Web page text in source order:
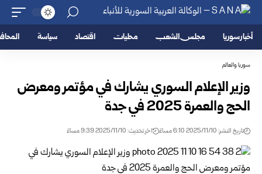
أخبار سوريا مجلس الشعب محليات اقتصاد سياسة
سوريا والعالم
وزير الإعلام السوري يشارك في مؤتمر ومعرض
الحج والعمرة 2025 في جدة
تاريخ النشر: 2025/11/10 6:10 مساءً اخر تحديث: 2025/11/10 9:39 مساءً